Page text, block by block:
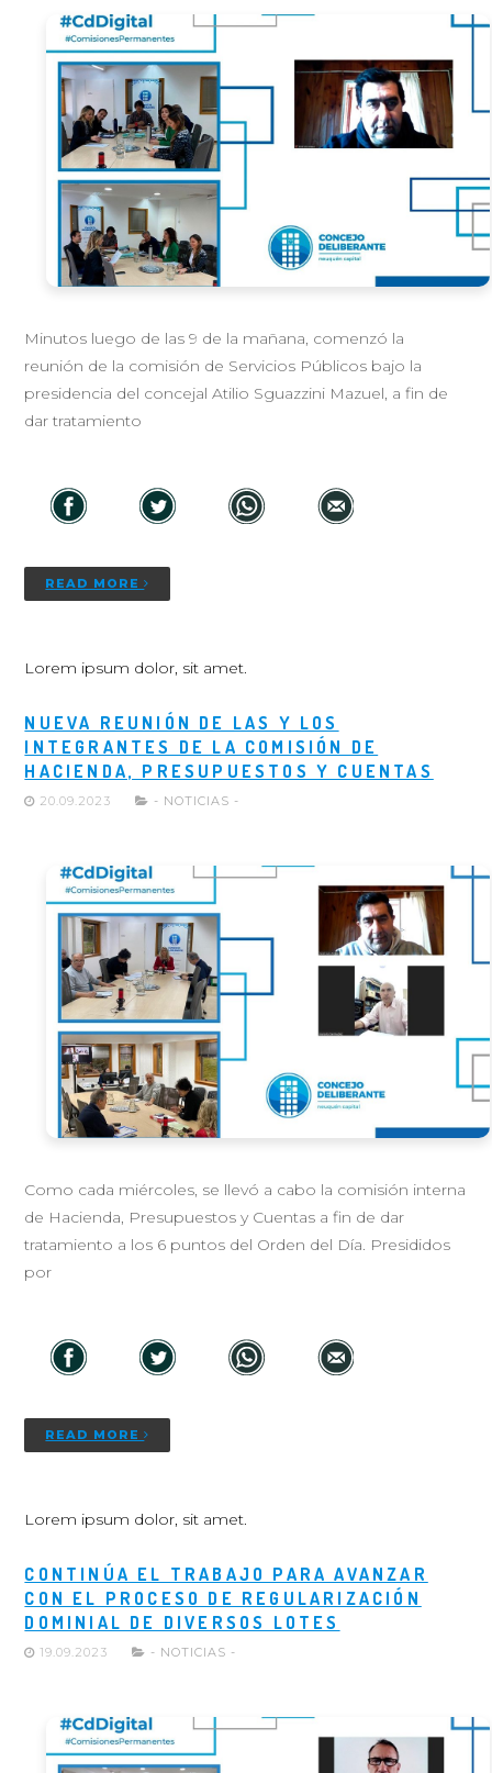
Minutos luego de las 9 de la mañana, comenzó la
reunión de la comisión de Servicios Públicos bajo la
presidencia del concejal Atilio Sguazzini Mazuel, a fin de
dar tratamiento
READ MORE
Lorem ipsum dolor, sit amet.
NUEVA REUNIÓN DE LAS Y LOS
INTEGRANTES DE LA COMISIÓN DE
HACIENDA, PRESUPUESTOS Y CUENTAS
20.09.2023 - NOTICIAS -
Como cada miércoles, se llevó a cabo la comisión interna
de Hacienda, Presupuestos y Cuentas a fin de dar
tratamiento a los 6 puntos del Orden del Día. Presididos
por
READ MORE
Lorem ipsum dolor, sit amet.
CONTINÚA EL TRABAJO PARA AVANZAR
CON EL PROCESO DE REGULARIZACIÓN
DOMINIAL DE DIVERSOS LOTES
19.09.2023 - NOTICIAS -